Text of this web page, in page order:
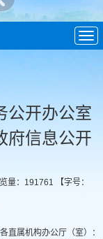
导
航
公开办公室
府信息公开
量： 191761
【字号：
直属机构办公厅（室）：